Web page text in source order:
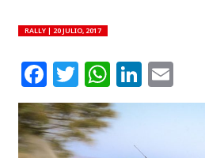
RALLY | 20 JULIO, 2017
Facebook
Twitter